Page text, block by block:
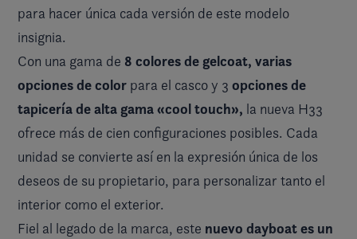
para hacer única cada versión de este modelo
insignia.
Con una gama de 8 colores de gelcoat, varias
opciones de color para el casco y 3 opciones de
tapicería de alta gama «cool touch», la nueva H33
ofrece más de cien configuraciones posibles. Cada
unidad se convierte así en la expresión única de los
deseos de su propietario, para personalizar tanto el
interior como el exterior.
Fiel al legado de la marca, este nuevo dayboat es un